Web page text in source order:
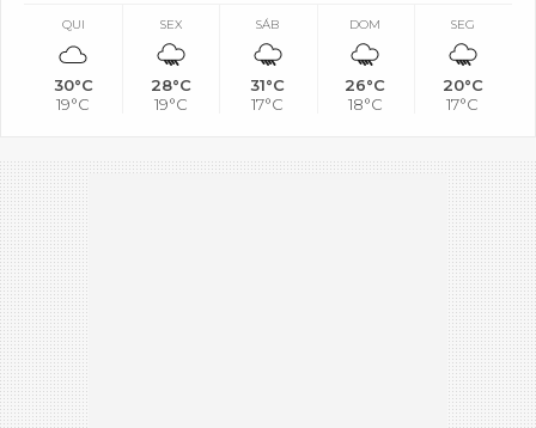
QUI
30°C
19°C
SEX
28°C
19°C
SÁB
31°C
17°C
DOM
26°C
18°C
SEG
20°C
17°C